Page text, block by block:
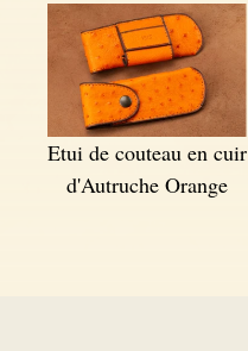
Etui de couteau en cuir
d'Autruche Orange